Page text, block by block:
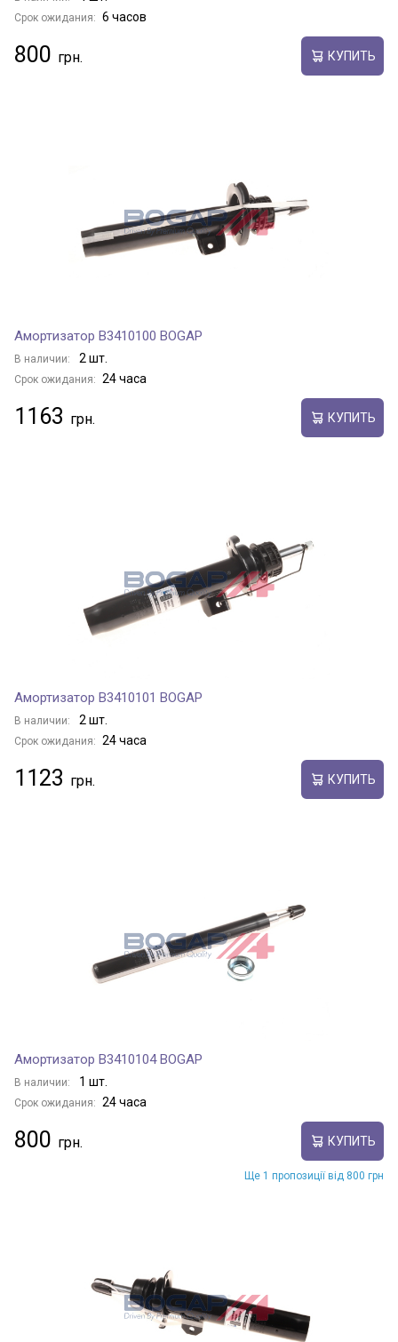
Срок ожидания: 6 часов
800 КУПИТЬ
Амортизатор B3410100 BOGAP
В наличии: 2 шт.
Срок ожидания: 24 часа
1163 КУПИТЬ
Амортизатор B3410101 BOGAP
В наличии: 2 шт.
Срок ожидания: 24 часа
1123 КУПИТЬ
Амортизатор B3410104 BOGAP
В наличии: 1 шт.
Срок ожидания: 24 часа
800 КУПИТЬ
Ще 1 пропозиції від 800 грн